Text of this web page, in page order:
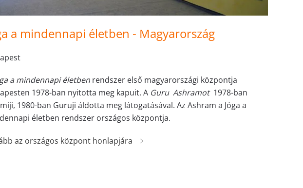
a mindennapi életben - Magyarország
a mindennapi életben rendszer első magyarországi központja
1978-ban nyitotta meg kapuit. A Guru Ashramot 1978-ban
1980-ban Guruji áldotta meg látogatásával. Az Ashram a Jóga a
életben rendszer országos központja.
az országos központ honlapjára